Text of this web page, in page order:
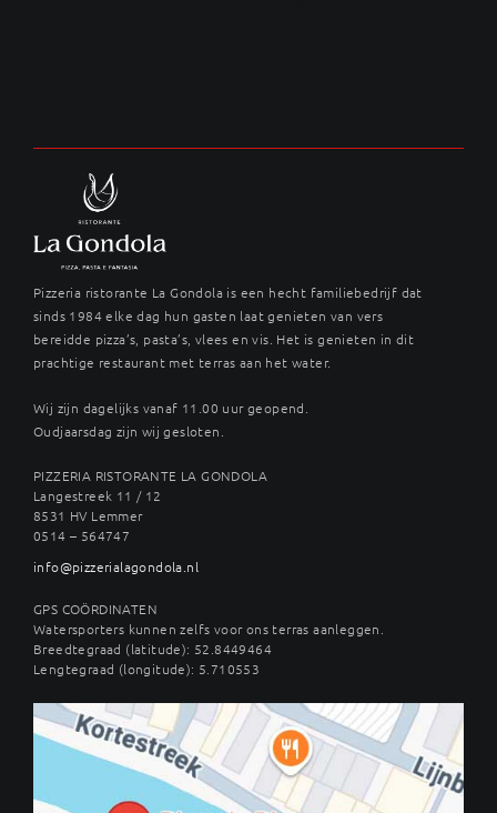
Pizzeria ristorante La Gondola is een hecht familiebedrijf dat
sinds 1984 elke dag hun gasten laat genieten van vers
bereidde pizza’s, pasta’s, vlees en vis. Het is genieten in dit
prachtige restaurant met terras aan het water.
Wij zijn dagelijks vanaf 11.00 uur geopend.
Oudjaarsdag zijn wij gesloten.
PIZZERIA RISTORANTE LA GONDOLA
Langestreek 11 / 12
8531 HV Lemmer
0514 – 564747
info@pizzerialagondola.nl
GPS COÖRDINATEN
Watersporters kunnen zelfs voor ons terras aanleggen.
Breedtegraad (latitude): 52.8449464
Lengtegraad (longitude): 5.710553